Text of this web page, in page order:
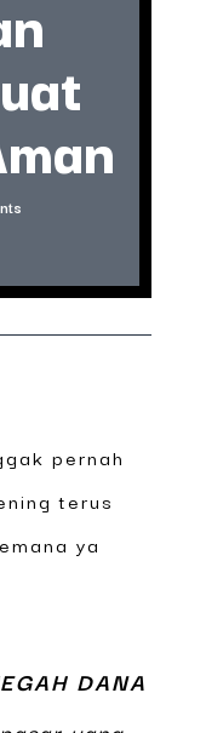
pernah
terus
ya
DANA